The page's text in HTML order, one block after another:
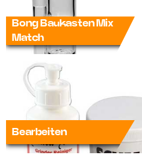
Bong Baukasten Mix
Match
Bearbeiten